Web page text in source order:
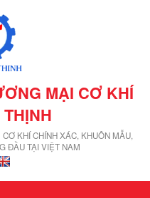
MẠI CƠ KHÍ
KHÍ CHÍNH XÁC, KHUÔN MẪU,
ĐẦU TẠI VIỆT NAM